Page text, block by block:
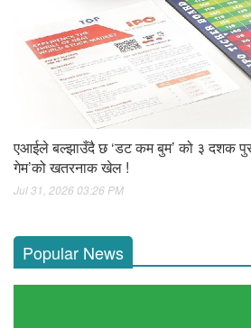
एआईले बल्झाउँदै छ ‘डट कम बुम’ को ३ दशक
गेम’को खतरनाक खेल !
Jul 31, 2026 03:26 PM
Popular News